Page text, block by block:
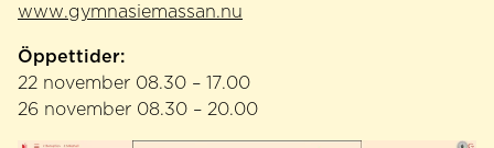
www.gymnasiemassan.nu
Öppettider:
22 november 08.30 – 17.00
26 november 08.30 – 20.00